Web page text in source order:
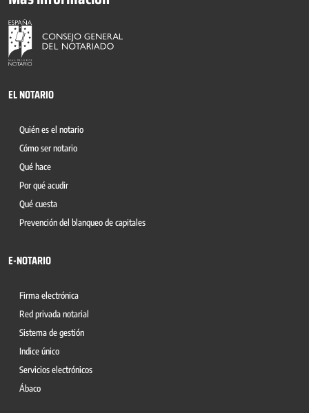
EL NOTARIO
Quién es el notario
Cómo ser notario
Qué hace
Por qué acudir
Qué cuesta
Prevención del blanqueo de capitales
E-NOTARIO
Firma electrónica
Red privada notarial
Sistema de gestión
Indice único
Servicios electrónicos
Ábaco